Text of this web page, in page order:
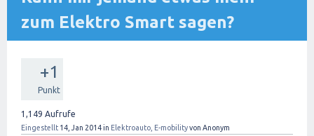
zum Elektro Smart sagen?
+1
Punkt
1,149 Aufrufe
Eingestellt 14, Jan 2014in Elektroauto, E-mobilityvon Anonym